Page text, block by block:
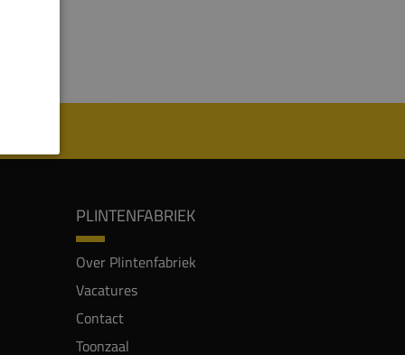
PLINTENFABRIEK
Over Plintenfabriek
Vacatures
Contact
Toonzaal